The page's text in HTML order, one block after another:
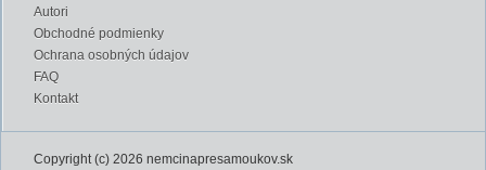
Autori
Obchodné podmienky
Ochrana osobných údajov
FAQ
Kontakt
Copyright (c) 2026 nemcinapresamoukov.sk